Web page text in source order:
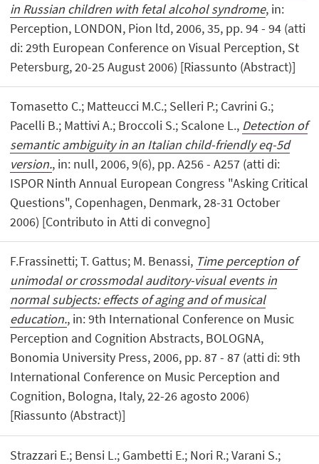
in Russian children with fetal alcohol syndrome, in:
Perception, LONDON, Pion ltd, 2006, 35, pp. 94 - 94 (atti
di: 29th European Conference on Visual Perception, St
Petersburg, 20-25 August 2006) [Riassunto (Abstract)]
Tomasetto C.; Matteucci M.C.; Selleri P.; Cavrini G.;
Pacelli B.; Mattivi A.; Broccoli S.; Scalone L., Detection of
semantic ambiguity in an Italian child-friendly eq-5d
version., in: null, 2006, 9(6), pp. A256 - A257 (atti di:
ISPOR Ninth Annual European Congress "Asking Critical
Questions", Copenhagen, Denmark, 28-31 October
2006) [Contributo in Atti di convegno]
F.Frassinetti; T. Gattus; M. Benassi, Time perception of
unimodal or crossmodal auditory-visual events in
normal subjects: effects of aging and of musical
education., in: 9th International Conference on Music
Perception and Cognition Abstracts, BOLOGNA,
Bonomia University Press, 2006, pp. 87 - 87 (atti di: 9th
International Conference on Music Perception and
Cognition, Bologna, Italy, 22-26 agosto 2006)
[Riassunto (Abstract)]
Strazzari E.; Bensi L.; Gambetti E.; Nori R.; Varani S.;